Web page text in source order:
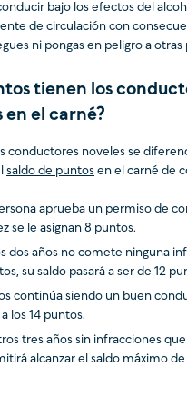
bajo los efectos del
de circulación con
ni pongas en peligro a otras
tienen los
el carné?
conductores noveles se
saldo de puntos en el carné de
aprueba un permiso de
se le asignan 8 puntos.
dos años no comete ninguna
su saldo pasará a ser de 12
continúa siendo un buen
los 14 puntos.
tres años sin infracciones
alcanzar el saldo máximo de